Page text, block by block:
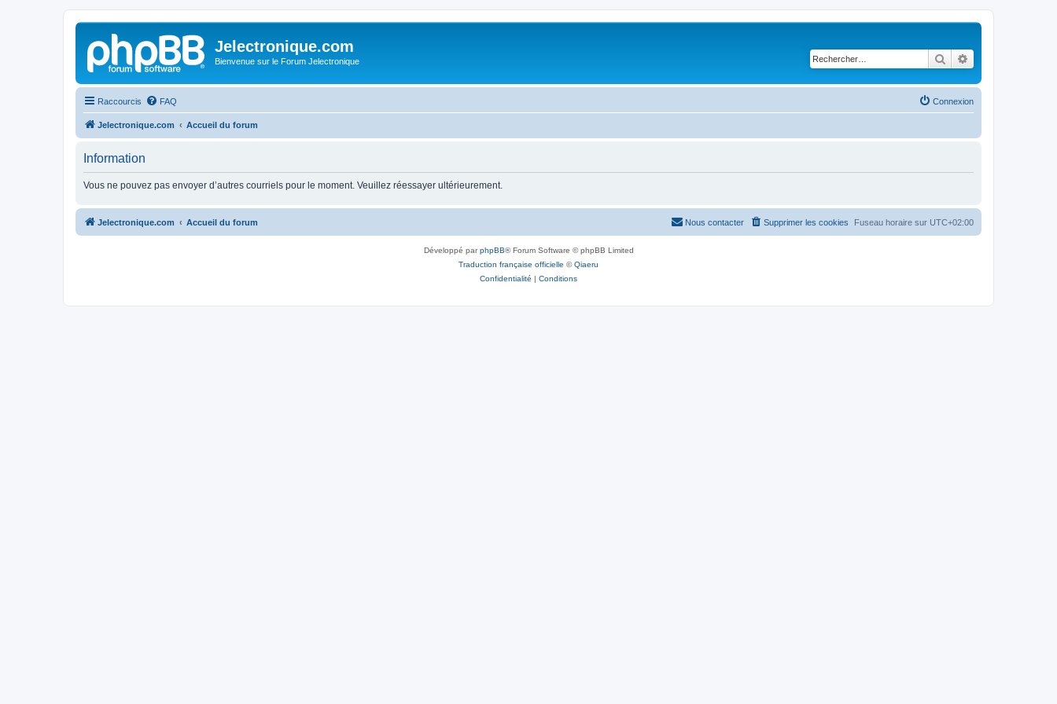
Jelectronique.com
Bienvenue sur le Forum Jelectronique Rechercher
Raccourcis FAQ Connexion
Jelectronique.com Accueil du forum
Information
Vous ne pouvez pas envoyer d’autres courriels pour le moment. Veuillez réessayer ultérieurement.
Jelectronique.com Accueil du forum Fuseau horaire sur UTC+02:00
Supprimer les cookies
Nous contacter
Développé parphpBB® Forum Software © phpBB Limited
Traduction française officielle ©Qiaeru
Confidentialité | Conditions